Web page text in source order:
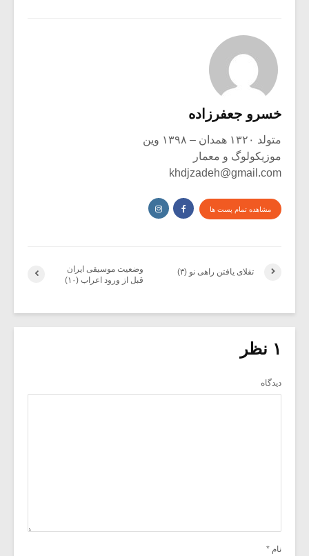
خسرو جعفرزاده
متولد ۱۳۲۰ همدان – ۱۳۹۸ وین
موزیکولوگ و معمار
khdjzadeh@gmail.com
مشاهده تمام پست ها
وضعیت موسیقی ایران
قبل از ورود اعراب (۱۰)
تقلای یافتن راهی نو (۳)
۱ نظر
دیدگاه
نام *